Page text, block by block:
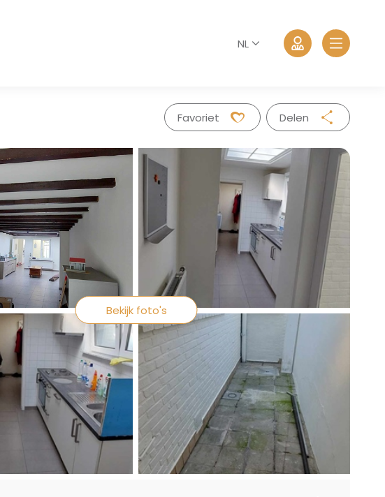
NL
Aanmelden
Wachtwoord vergeten?
Favoriet
Delen
Facebook
Twitter
Whatsapp
Mail
Bekijk foto's